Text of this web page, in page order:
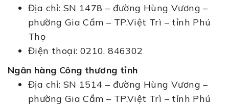
Địa chỉ: SN 1478 – đường Hùng Vương –
phường Gia Cẩm – TP.Việt Trì – tỉnh Phú
Thọ
Điện thoại: 0210. 846302
Ngân hàng Công thương tỉnh
Địa chỉ: SN 1514 – đường Hùng Vương –
phường Gia Cẩm – TP.Việt Trì – tỉnh Phú